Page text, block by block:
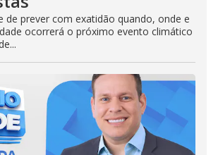
de prever com exatidão quando, onde e
ocorrerá o próximo evento climático